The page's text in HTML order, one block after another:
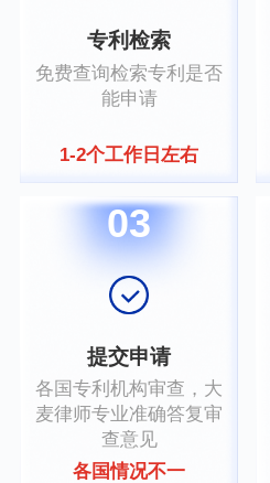
专利检索
免费查询检索专利是否
能申请
1-2个工作日左右
03
提交申请
各国专利机构审查，大
麦律师专业准确答复审
查意见
各国情况不一